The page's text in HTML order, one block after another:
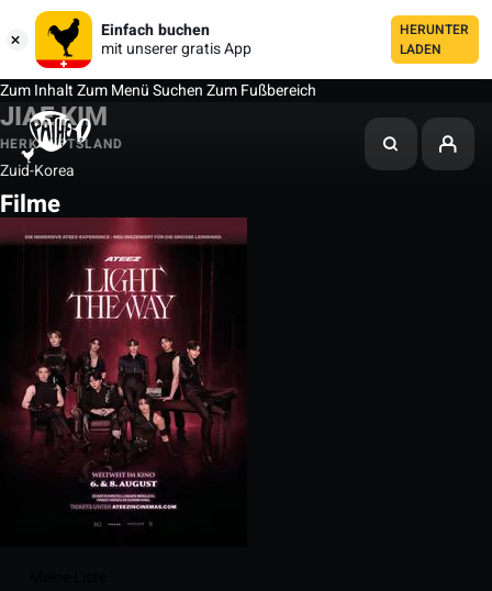
Einfach buchen
mit unserer gratis App
HERUNTER
LADEN
Zum InhaltZum MenüSuchenZum Fußbereich
JIAE KIM
HERKUNFTSLAND
Zuid-Korea
Filme